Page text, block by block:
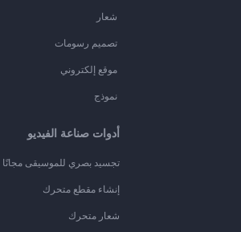
شعار
تصميم رسومات
موقع إلكتروني
نموذج
أدوات صناعة الفيديو
تجسيد بصري للموسيقى مجانًا
إنشاء مقطع متحرك
شعار متحرك